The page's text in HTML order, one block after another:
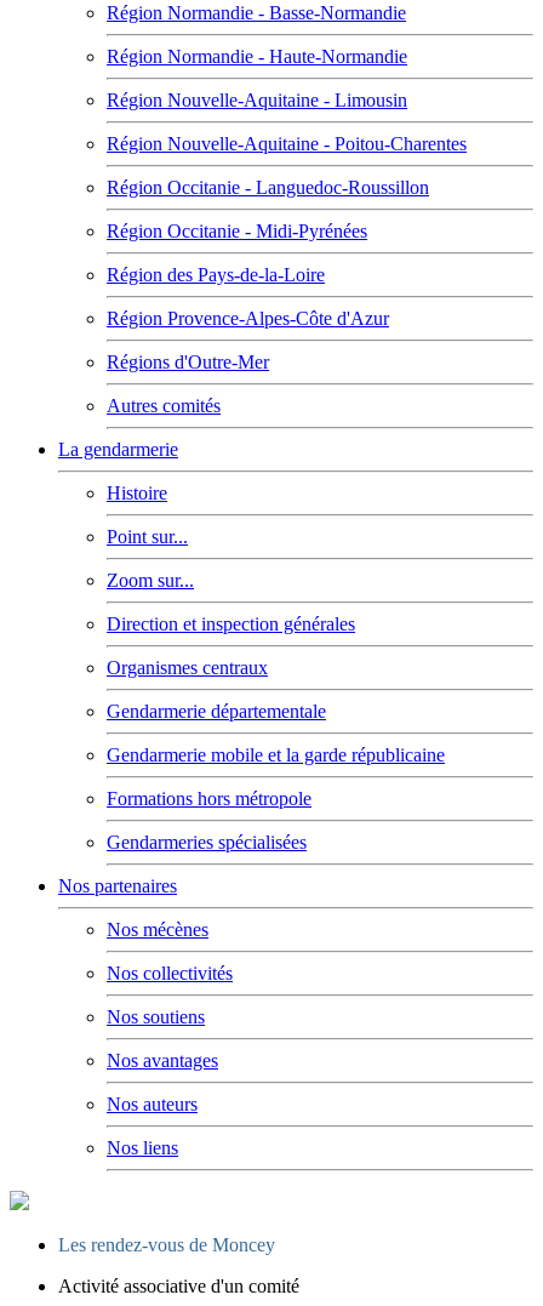
Région Normandie - Basse-Normandie
Région Normandie - Haute-Normandie
Région Nouvelle-Aquitaine - Limousin
Région Nouvelle-Aquitaine - Poitou-Charentes
Région Occitanie - Languedoc-Roussillon
Région Occitanie - Midi-Pyrénées
Région des Pays-de-la-Loire
Région Provence-Alpes-Côte d'Azur
Régions d'Outre-Mer
Autres comités
La gendarmerie
Histoire
Point sur...
Zoom sur...
Direction et inspection générales
Organismes centraux
Gendarmerie départementale
Gendarmerie mobile et la garde républicaine
Formations hors métropole
Gendarmeries spécialisées
Nos partenaires
Nos mécènes
Nos collectivités
Nos soutiens
Nos avantages
Nos auteurs
Nos liens
Les rendez-vous de Moncey
Activité associative d'un comité